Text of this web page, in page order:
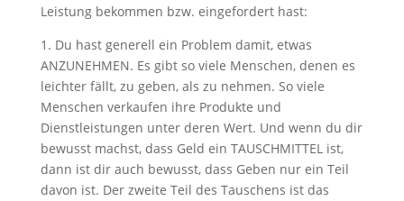
Leistung bekommen bzw. eingefordert hast:
1. Du hast generell ein Problem damit, etwas
ANZUNEHMEN. Es gibt so viele Menschen, denen es
leichter fällt, zu geben, als zu nehmen. So viele
Menschen verkaufen ihre Produkte und
Dienstleistungen unter deren Wert. Und wenn du dir
bewusst machst, dass Geld ein TAUSCHMITTEL ist,
dann ist dir auch bewusst, dass Geben nur ein Teil
davon ist. Der zweite Teil des Tauschens ist das